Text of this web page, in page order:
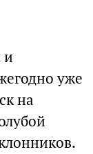
и
уже
на